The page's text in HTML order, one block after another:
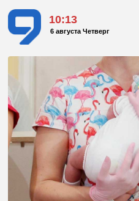
10:13
6 августа Четверг